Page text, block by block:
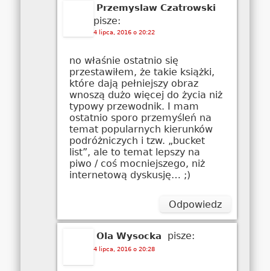
Przemyslaw Czatrowski
pisze:
4 lipca, 2016 o 20:22
no właśnie ostatnio się
przestawiłem, że takie książki,
które dają pełniejszy obraz
wnoszą dużo więcej do życia niż
typowy przewodnik. I mam
ostatnio sporo przemyśleń na
temat popularnych kierunków
podróżniczych i tzw. „bucket
list”, ale to temat lepszy na
piwo / coś mocniejszego, niż
internetową dyskusję… ;)
Odpowiedz
Ola Wysocka pisze:
4 lipca, 2016 o 20:28